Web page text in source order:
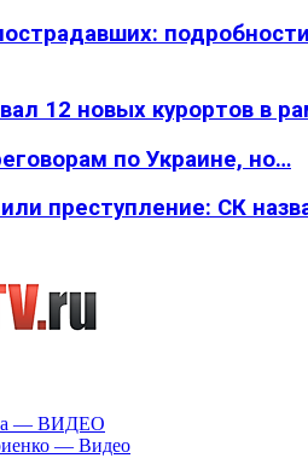
12 новых курортов в
по Украине, но…
преступление: СК
— ВИДЕО
— Видео